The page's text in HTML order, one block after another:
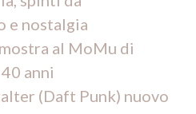
e nostalgia
al MoMu di
anni
(Daft Punk) nuovo